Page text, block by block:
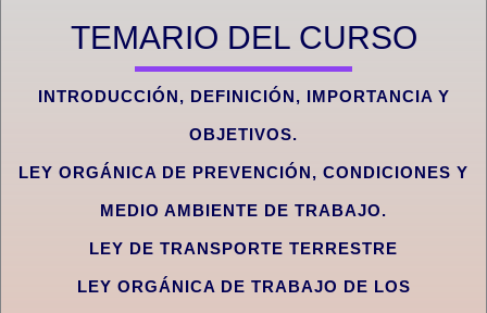
TEMARIO DEL CURSO
INTRODUCCIÓN, DEFINICIÓN, IMPORTANCIA Y
OBJETIVOS.
LEY ORGÁNICA DE PREVENCIÓN, CONDICIONES Y
MEDIO AMBIENTE DE TRABAJO.
LEY DE TRANSPORTE TERRESTRE
LEY ORGÁNICA DE TRABAJO DE LOS